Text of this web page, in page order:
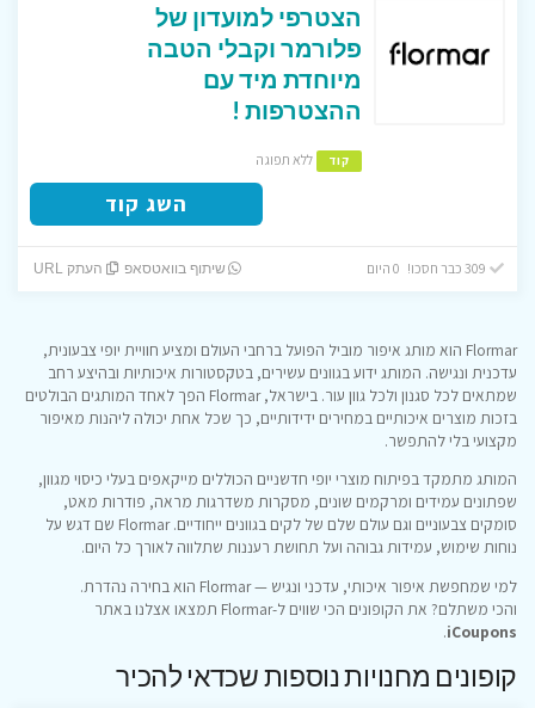
הצטרפי למועדון של
פלורמר וקבלי הטבה
מיוחדת מיד עם
ההצטרפות !
קוד ללא תפוגה
השג קוד
שיתוף בוואטסאפ העתק URL
Flormar הוא מותג איפור מוביל הפועל ברחבי העולם ומציע חוויית יופי צבעונית,
עדכנית ונגישה. המותג ידוע בגוונים עשירים, בטקסטורות איכותיות ובהיצע רחב
שמתאים לכל סגנון ולכל גוון עור. בישראל, Flormar הפך לאחד המותגים הבולטים
בזכות מוצרים איכותיים במחירים ידידותיים, כך שכל אחת יכולה ליהנות מאיפור
מקצועי בלי להתפשר.
המותג מתמקד בפיתוח מוצרי יופי חדשניים הכוללים מייקאפים בעלי כיסוי מגוון,
שפתונים עמידים ומרקמים שונים, מסקרות משדרגות מראה, פודרות מאט,
סומקים צבעוניים וגם עולם שלם של לקים בגוונים ייחודיים. Flormar שם דגש על
נוחות שימוש, עמידות גבוהה ועל תחושת רעננות שתלווה לאורך כל היום.
למי שמחפשת איפור איכותי, עדכני ונגיש — Flormar הוא בחירה נהדרת.
והכי משתלם? את הקופונים הכי שווים ל-Flormar תמצאו אצלנו באתר
iCoupons
.
קופונים מחנויות נוספות שכדאי להכיר